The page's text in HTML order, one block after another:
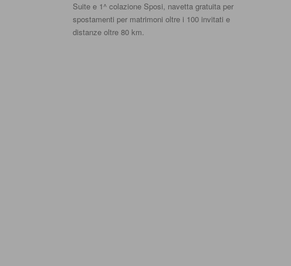
Suite e 1^ colazione Sposi, navetta gratuita per
spostamenti per matrimoni oltre i 100 invitati e
distanze oltre 80 km.